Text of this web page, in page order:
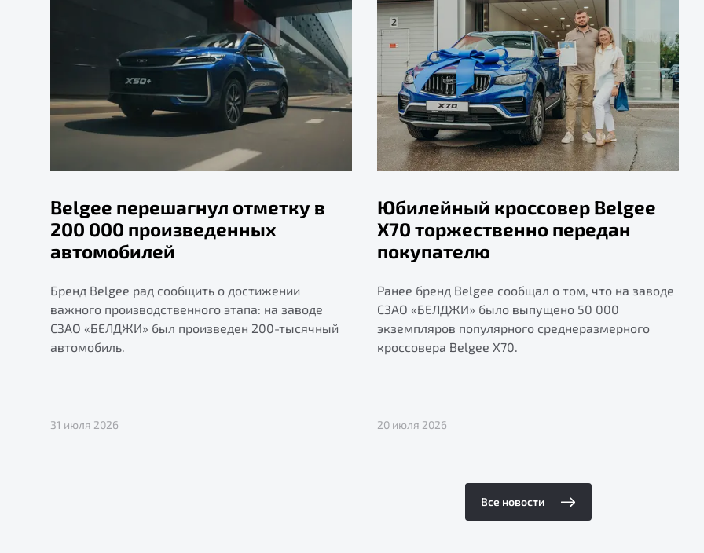
Belgee перешагнул отметку в
200 000 произведенных
автомобилей
Бренд Belgee рад сообщить о достижении
важного производственного этапа: на заводе
СЗАО «БЕЛДЖИ» был произведен 200-тысячный
автомобиль.
31 июля 2026
Юбилейный кроссовер Belgee
X70 торжественно передан
покупателю
Ранее бренд Belgee сообщал о том, что на заводе
СЗАО «БЕЛДЖИ» было выпущено 50 000
экземпляров популярного среднеразмерного
кроссовера Belgee X70.
20 июля 2026
Все новости